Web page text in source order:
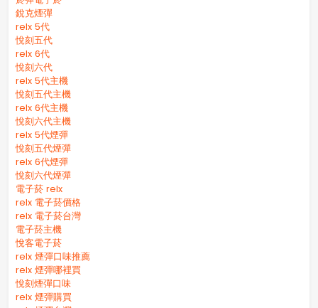
銳克煙彈
relx 5代
悅刻五代
relx 6代
悅刻六代
relx 5代主機
悅刻五代主機
relx 6代主機
悅刻六代主機
relx 5代煙彈
悅刻五代煙彈
relx 6代煙彈
悅刻六代煙彈
電子菸 relx
relx 電子菸價格
relx 電子菸台灣
電子菸主機
悅客電子菸
relx 煙彈口味推薦
relx 煙彈哪裡買
悅刻煙彈口味
relx 煙彈購買